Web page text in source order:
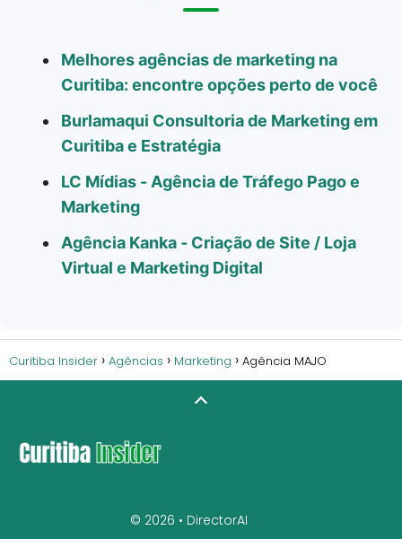
Melhores agências de marketing na
Curitiba: encontre opções perto de você
Burlamaqui Consultoria de Marketing em
Curitiba e Estratégia
LC Mídias - Agência de Tráfego Pago e
Marketing
Agência Kanka - Criação de Site / Loja
Virtual e Marketing Digital
Curitiba Insider Agências Marketing Agência MAJO
© 2026 • DirectorAI